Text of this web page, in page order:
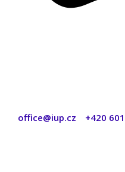
office@iup.cz +420